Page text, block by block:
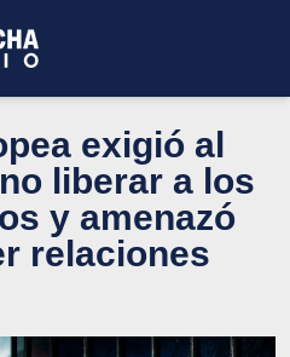
exigió al
liberar a los
y amenazó
relaciones